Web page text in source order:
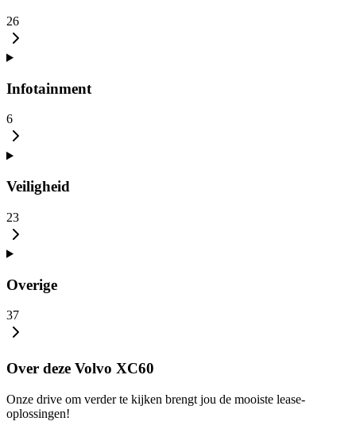
26
Infotainment
6
Veiligheid
23
Overige
37
Over deze Volvo XC60
Onze drive om verder te kijken brengt jou de mooiste lease-
oplossingen!